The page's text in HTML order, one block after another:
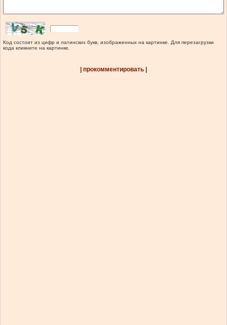
Код состоит из цифр и латинских букв, изображенных на картинке. Для перезагрузки
кода кликните на картинке.
| прокомментировать |